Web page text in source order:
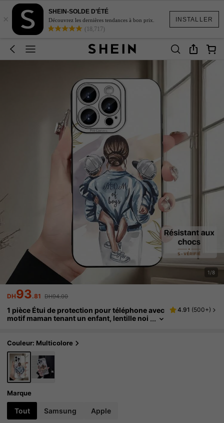
INSTALLER
×
SHEIN-SOLDE D'ÉTÉ
Découvrez les dernières tendances à bon prix.
(18,717)
1/8
DH93.81 DH94.00
1 pièce Étui de protection pour téléphone avec
motif maman tenant un enfant, lentille noi
che, antichoc, résistant aux rayures
4.91 (500+)
Couleur: Multicolore
Marque
Tout Samsung Apple